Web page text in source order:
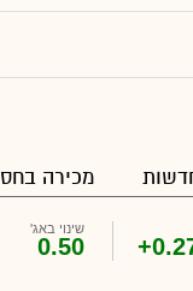
מכירה
שינוי באג'
0.50